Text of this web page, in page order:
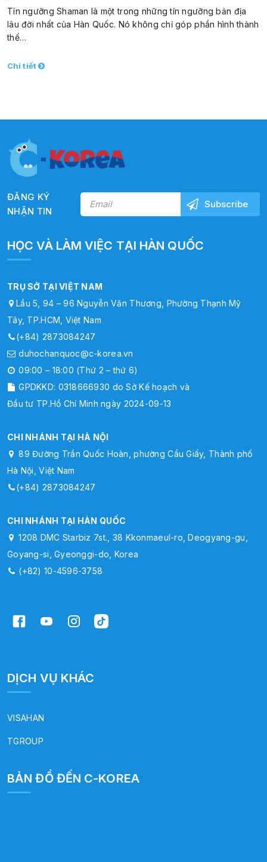
Tín ngưỡng Shaman là một trong những tín ngưỡng bản địa
lâu đời nhất của Hàn Quốc. Nó không chỉ góp phần hình thành
thế…
Chi tiết
ĐĂNG KÝ
NHẬN TIN
HỌC VÀ LÀM VIỆC TẠI HÀN QUỐC
TRỤ SỞ TẠI VIỆT NAM
Lầu 5, 94 – 96 Nguyễn Văn Thương, Phường Thạnh Mỹ
Tây, TP.HCM, Việt Nam
(+84) 2873084247
duhochanquoc@c-korea.vn
09:00 – 18:00 (Thứ 2 – thứ 6)
GPDKKD: 0318666930 do Sở Kế hoạch và
Đầu tư TP.Hồ Chí Minh ngày 2024-09-13
CHI NHÁNH TẠI HÀ NỘI
89 Đường Trần Quốc Hoàn, phường Cầu Giấy, Thành phố
Hà Nội, Việt Nam
(+84) 2873084247
CHI NHÁNH TẠI HÀN QUỐC
1208 DMC Starbiz 7st., 38 Kkonmaeul-ro, Deogyang-gu,
Goyang-si, Gyeonggi-do, Korea
(+82) 10-4596-3758
DỊCH VỤ KHÁC
VISAHAN
TGROUP
BẢN ĐỒ ĐẾN C-KOREA